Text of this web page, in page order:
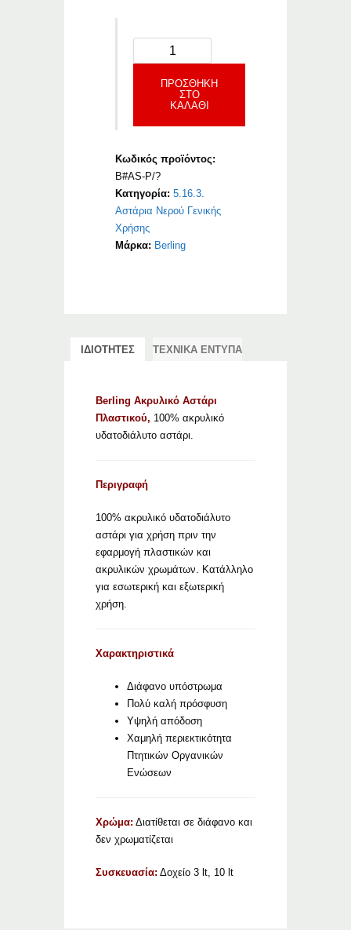
ΠΡΟΣΘΉΚΗ
ΣΤΟ
ΚΑΛΆΘΙ
Κωδικός προϊόντος:
B#AS-P/?
Κατηγορία:5.16.3.
Αστάρια Νερού Γενικής
Χρήσης
Μάρκα: Berling
ΙΔΙΟΤΗΤΕΣ ΤΕΧΝΙΚΑ ΕΝΤΥΠΑ
Berling Ακρυλικό Αστάρι
Πλαστικού, 100% ακρυλικό
υδατοδιάλυτο αστάρι.
Περιγραφή
100% ακρυλικό υδατοδιάλυτο
αστάρι για χρήση πριν την
εφαρμογή πλαστικών και
ακρυλικών χρωμάτων. Κατάλληλο
για εσωτερική και εξωτερική
χρήση.
Χαρακτηριστικά
Διάφανο υπόστρωμα
Πολύ καλή πρόσφυση
Υψηλή απόδοση
Χαμηλή περιεκτικότητα
Πτητικών Οργανικών
Ενώσεων
Χρώμα: Διατίθεται σε διάφανο και
δεν χρωματίζεται
Συσκευασία: Δοχείο 3 lt, 10 lt